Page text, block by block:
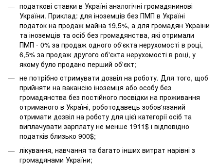
податкові ставки в Україні аналогічні громадянинові
України. Приклад: для іноземців без ПМП в Україні
податок на продаж майна 19,5%, а для громадян України
та іноземців та осіб без громадянства, які отримали
ПМП - 0% за продаж одного об'єкта нерухомості в році,
6,5% за продаж другого об'єкта нерухомості в році, у
якому було продано перший об'єкт;
не потрібно отримувати дозвіл на роботу. Для того, щоб
прийняти на вакансію іноземця або особу без
громадянства без постійного посвідки на проживання
отриманого в Україні, роботодавець зобов'язаний
отримати дозвіл на роботу для цієї категорії осіб та
виплачувати зарплату не менше 1911$ і відповідно
податків близько 900$;
лікування, навчання та багато інших витрат нарівні з
громадянами України;